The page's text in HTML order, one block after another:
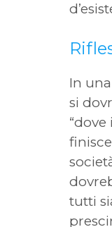
In una
si
tutti